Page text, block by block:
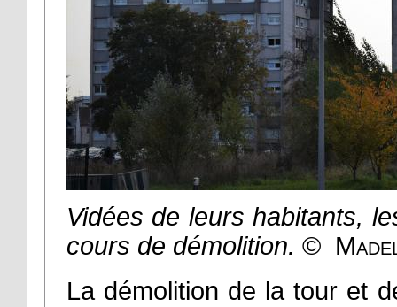
Vidées de leurs habitants,
cours de démolition. ©
La démolition de la tour et